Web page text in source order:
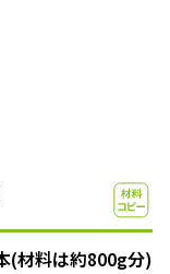
(材料は約800g分)